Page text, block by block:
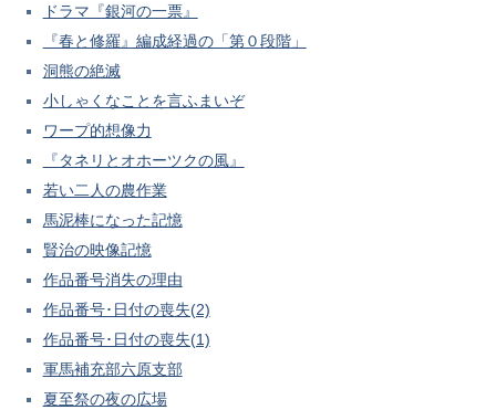
ドラマ『銀河の一票』
『春と修羅』編成経過の「第０段階」
洞熊の絶滅
小しゃくなことを言ふまいぞ
ワープ的想像力
『タネリとオホーツクの風』
若い二人の農作業
馬泥棒になった記憶
賢治の映像記憶
作品番号消失の理由
作品番号･日付の喪失(2)
作品番号･日付の喪失(1)
軍馬補充部六原支部
夏至祭の夜の広場